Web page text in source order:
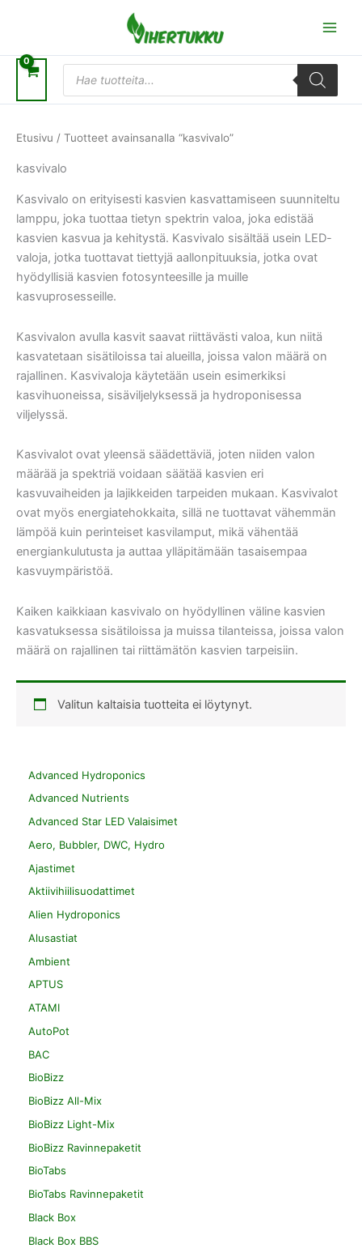
Products
search
Advanced Hydroponics
Advanced Nutrients
Advanced Star LED Valaisimet
Aero, Bubbler, DWC, Hydro
Ajastimet
Aktiivihiilisuodattimet
Alien Hydroponics
Alusastiat
Ambient
APTUS
ATAMI
AutoPot
BAC
BioBizz
BioBizz All-Mix
BioBizz Light-Mix
BioBizz Ravinnepaketit
BioTabs
BioTabs Ravinnepaketit
Black Box
Black Box BBS
Etusivu / Tuotteet avainsanalla “kasvivalo”
kasvivalo
Kasvivalo on erityisesti kasvien kasvattamiseen suunniteltu
lamppu, joka tuottaa tietyn spektrin valoa, joka edistää
kasvien kasvua ja kehitystä. Kasvivalo sisältää usein LED-
valoja, jotka tuottavat tiettyjä aallonpituuksia, jotka ovat
hyödyllisiä kasvien fotosynteesille ja muille
kasvuprosesseille.
Kasvivalon avulla kasvit saavat riittävästi valoa, kun niitä
kasvatetaan sisätiloissa tai alueilla, joissa valon määrä on
rajallinen. Kasvivaloja käytetään usein esimerkiksi
kasvihuoneissa, sisäviljelyksessä ja hydroponisessa
viljelyssä.
Kasvivalot ovat yleensä säädettäviä, joten niiden valon
määrää ja spektriä voidaan säätää kasvien eri
kasvuvaiheiden ja lajikkeiden tarpeiden mukaan. Kasvivalot
ovat myös energiatehokkaita, sillä ne tuottavat vähemmän
lämpöä kuin perinteiset kasvilamput, mikä vähentää
energiankulutusta ja auttaa ylläpitämään tasaisempaa
kasvuympäristöä.
Kaiken kaikkiaan kasvivalo on hyödyllinen väline kasvien
kasvatuksessa sisätiloissa ja muissa tilanteissa, joissa valon
määrä on rajallinen tai riittämätön kasvien tarpeisiin.
Valitun kaltaisia tuotteita ei löytynyt.